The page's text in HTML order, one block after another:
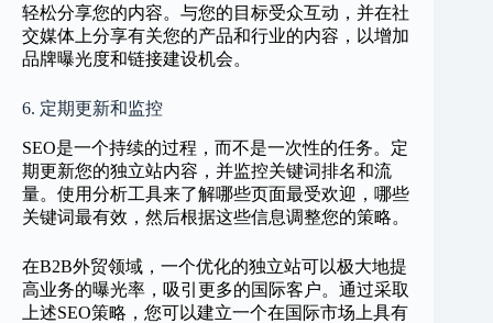
轻松分享您的内容。与您的目标受众互动，并在社
交媒体上分享有关您的产品和行业的内容，以增加
品牌曝光度和链接建设机会。
6. 定期更新和监控
SEO是一个持续的过程，而不是一次性的任务。定
期更新您的独立站内容，并监控关键词排名和流
量。使用分析工具来了解哪些页面最受欢迎，哪些
关键词最有效，然后根据这些信息调整您的策略。
在B2B外贸领域，一个优化的独立站可以极大地提
高业务的曝光率，吸引更多的国际客户。通过采取
上述SEO策略，您可以建立一个在国际市场上具有